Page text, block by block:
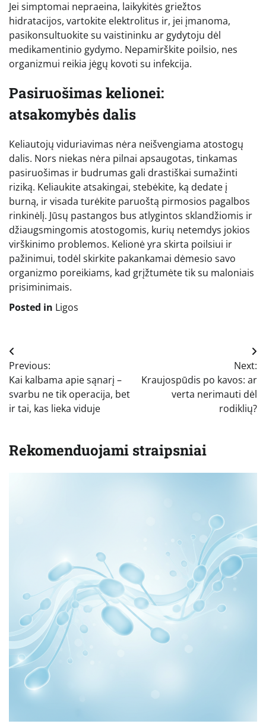
Jei simptomai nepraeina, laikykitės griežtos
hidratacijos, vartokite elektrolitus ir, jei įmanoma,
pasikonsultuokite su vaistininku ar gydytoju dėl
medikamentinio gydymo. Nepamirškite poilsio, nes
organizmui reikia jėgų kovoti su infekcija.
Pasiruošimas kelionei:
atsakomybės dalis
Keliautojų viduriavimas nėra neišvengiama atostogų
dalis. Nors niekas nėra pilnai apsaugotas, tinkamas
pasiruošimas ir budrumas gali drastiškai sumažinti
riziką. Keliaukite atsakingai, stebėkite, ką dedate į
burną, ir visada turėkite paruoštą pirmosios pagalbos
rinkinėlį. Jūsų pastangos bus atlygintos sklandžiomis ir
džiaugsmingomis atostogomis, kurių netemdys jokios
virškinimo problemos. Kelionė yra skirta poilsiui ir
pažinimui, todėl skirkite pakankamai dėmesio savo
organizmo poreikiams, kad grįžtumėte tik su maloniais
prisiminimais.
Posted in Ligos
Navigacija
tarp
įrašų
Previous:
Kai kalbama apie sąnarį –
svarbu ne tik operacija, bet
ir tai, kas lieka viduje
Next:
Kraujospūdis po kavos: ar
verta nerimauti dėl
rodiklių?
Rekomenduojami straipsniai